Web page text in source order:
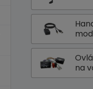
na